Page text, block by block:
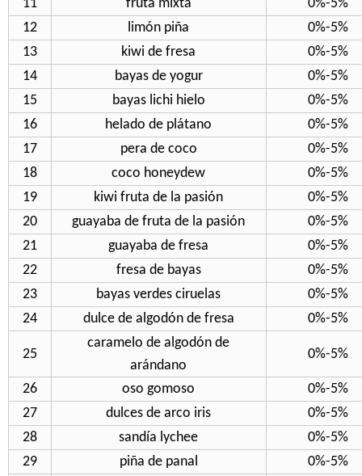
11 fruta mixta
0%-5%
12
limón piña
0%-5%
13
kiwi de fresa
0%-5%
14
bayas de yogur
0%-5%
15
bayas lichi hielo
0%-5%
16
helado de plátano
0%-5%
17
pera de coco
0%-5%
18
coco honeydew
0%-5%
19
kiwi fruta de la pasión
0%-5%
20
guayaba de fruta de la pasión
0%-5%
21
guayaba de fresa
0%-5%
22
fresa de bayas
0%-5%
23
bayas verdes ciruelas
0%-5%
24
dulce de algodón de fresa 0%-5%
25
caramelo de algodón de
arándano
0%-5%
26 oso gomoso
0%-5%
27
dulces de arco iris
0%-5%
28
sandía lychee
0%-5%
29
piña de panal
0%-5%